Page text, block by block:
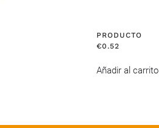
PRODUCTO
€0.52
Añadir al carrito